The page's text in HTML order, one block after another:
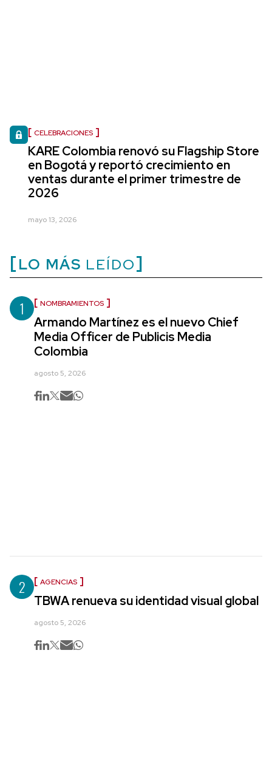
CELEBRACIONES
KARE Colombia renovó su Flagship Store
en Bogotá y reportó crecimiento en
ventas durante el primer trimestre de
2026
mayo 13, 2026
LO MÁS LEÍDO
1 NOMBRAMIENTOS
Armando Martínez es el nuevo Chief
Media Officer de Publicis Media
Colombia
agosto 5, 2026
2 AGENCIAS
TBWA renueva su identidad visual global
agosto 5, 2026